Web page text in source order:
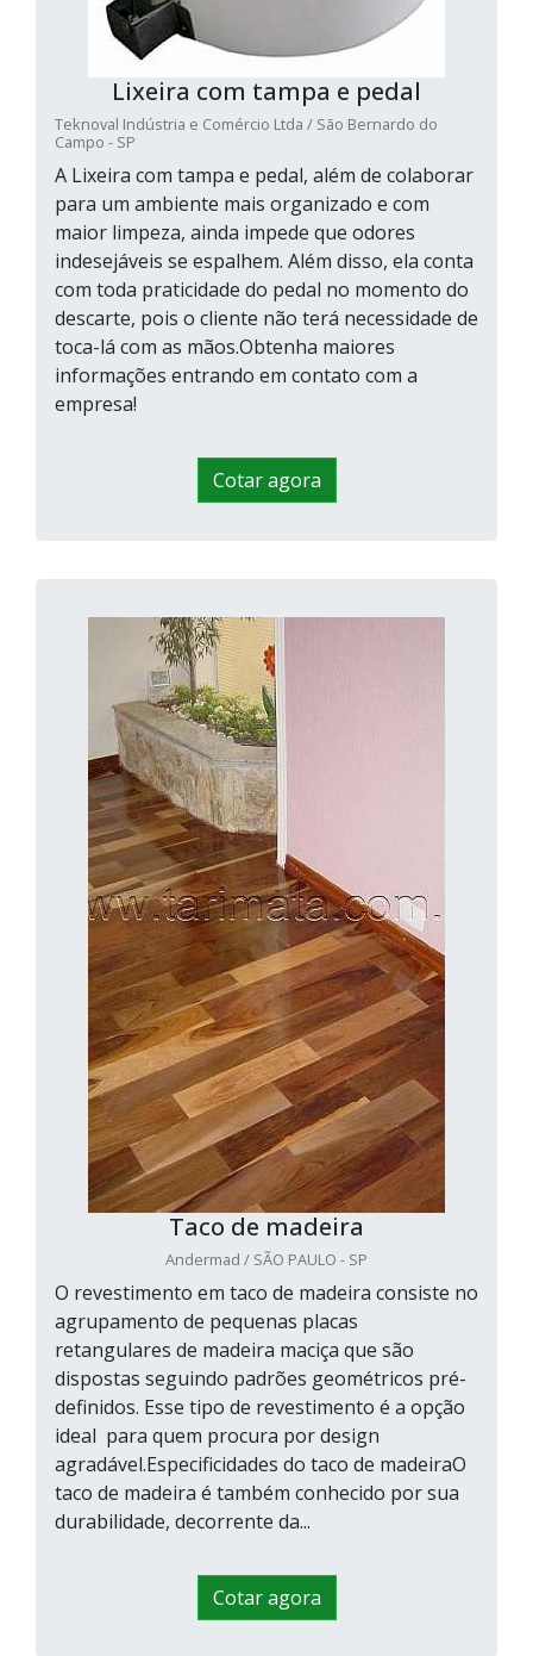
Lixeira com tampa e pedal
Teknoval Indústria e Comércio Ltda / São Bernardo do
Campo - SP
A Lixeira com tampa e pedal, além de colaborar
para um ambiente mais organizado e com
maior limpeza, ainda impede que odores
indesejáveis se espalhem. Além disso, ela conta
com toda praticidade do pedal no momento do
descarte, pois o cliente não terá necessidade de
toca-lá com as mãos.Obtenha maiores
informações entrando em contato com a
empresa!
Cotar agora
Taco de madeira
Andermad / SÃO PAULO - SP
O revestimento em taco de madeira consiste no
agrupamento de pequenas placas
retangulares de madeira maciça que são
dispostas seguindo padrões geométricos pré-
definidos. Esse tipo de revestimento é a opção
ideal para quem procura por design
agradável.Especificidades do taco de madeiraO
taco de madeira é também conhecido por sua
durabilidade, decorrente da...
Cotar agora